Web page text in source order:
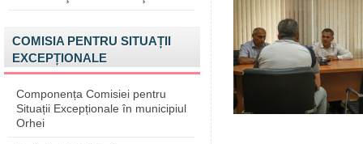
COMISIA PENTRU SITUAȚII
EXCEPȚIONALE
Componența Comisiei pentru
Situații Excepționale în municipiul
Orhei